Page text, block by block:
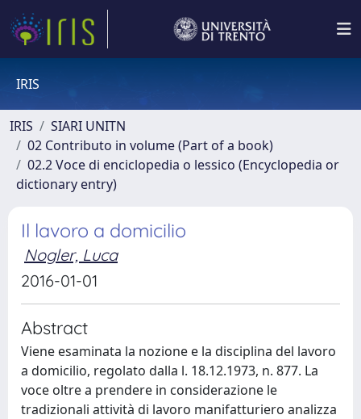
IRIS
IRIS
SIARI UNITN
02 Contributo in volume (Part of a book)
02.2 Voce di enciclopedia o lessico (Encyclopedia or
dictionary entry)
Il lavoro a domicilio
Nogler, Luca
2016-01-01
Abstract
Viene esaminata la nozione e la disciplina del lavoro
a domicilio, regolato dalla l. 18.12.1973, n. 877. La
voce oltre a prendere in considerazione le
tradizionali attività di lavoro manifatturiero analizza